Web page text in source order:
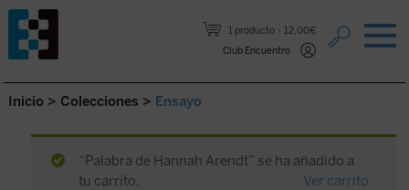
1 producto
12,00€
Club Encuentro
Saltar al contenido.
Inicio > Colecciones > Ensayo
“Palabra de Hannah Arendt” se ha añadido a
tu carrito.
Ver carrito